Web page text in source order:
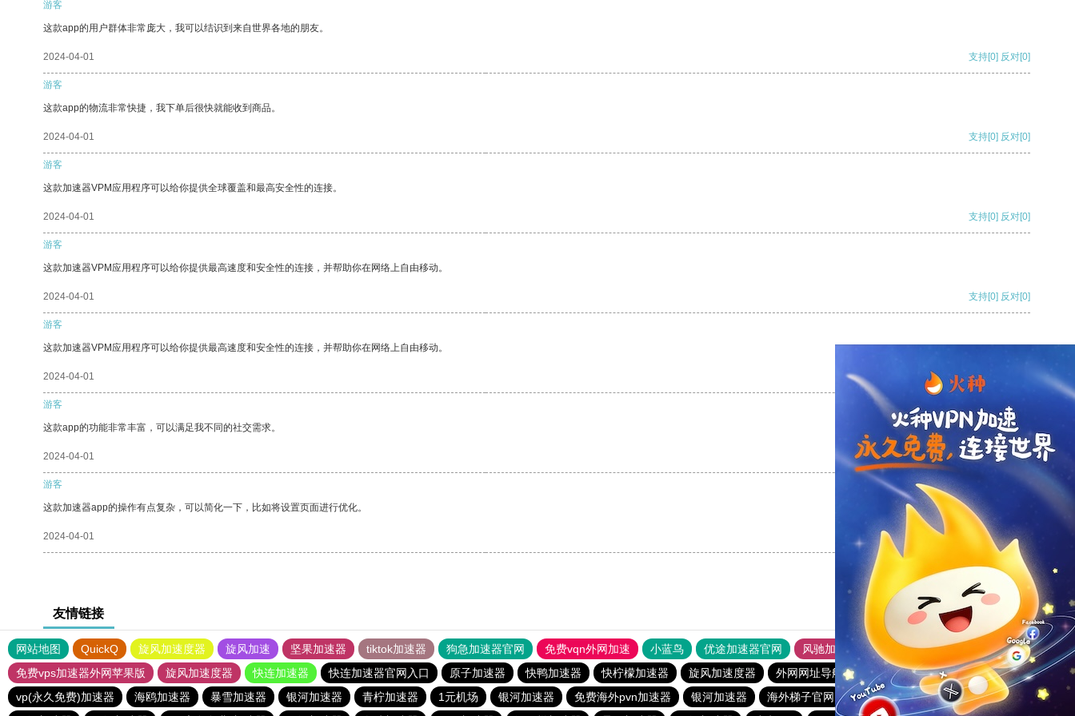
游客
这款app的用户群体非常庞大，我可以结识到来自世界各地的朋友。
2024-04-01 支持[0] 反对[0]
游客
这款app的物流非常快捷，我下单后很快就能收到商品。
2024-04-01 支持[0] 反对[0]
游客
这款加速器VPM应用程序可以给你提供全球覆盖和最高安全性的连接。
2024-04-01 支持[0] 反对[0]
游客
这款加速器VPM应用程序可以给你提供最高速度和安全性的连接，并帮助你在网络上自由移动。
2024-04-01 支持[0] 反对[0]
游客
这款加速器VPM应用程序可以给你提供最高速度和安全性的连接，并帮助你在网络上自由移动。
2024-04-01 支持
游客
这款app的功能非常丰富，可以满足我不同的社交需求。
2024-04-01 支持[0] 反对[0]
游客
这款加速器app的操作有点复杂，可以简化一下，比如将设置页面进行优化。
2024-04-01 支持[0] 反对[0]
友情链接
网站地图 QuickQ 旋风加速度器 旋风加速 坚果加速器 tiktok加速器 狗急加速器官网 免费vqn外网加速 小蓝鸟 优途加速器官网 风驰加速器
旋风加速器
免费vps加速器外网苹果版
旋风加速度器 快连加速器 快连加速器官网入口 原子加速器 快鸭加速器 快柠檬加速器 旋风加速度器 外网网址导航 软件中心
银河加速器
vp(永久免费)加速器
海鸥加速器 暴雪加速器 银河加速器 青柠加速器 1元机场 银河加速器 免费海外pvn加速器 银河加速器 海外梯子官网 ikuuu.me加速器官网
荔枝加速器